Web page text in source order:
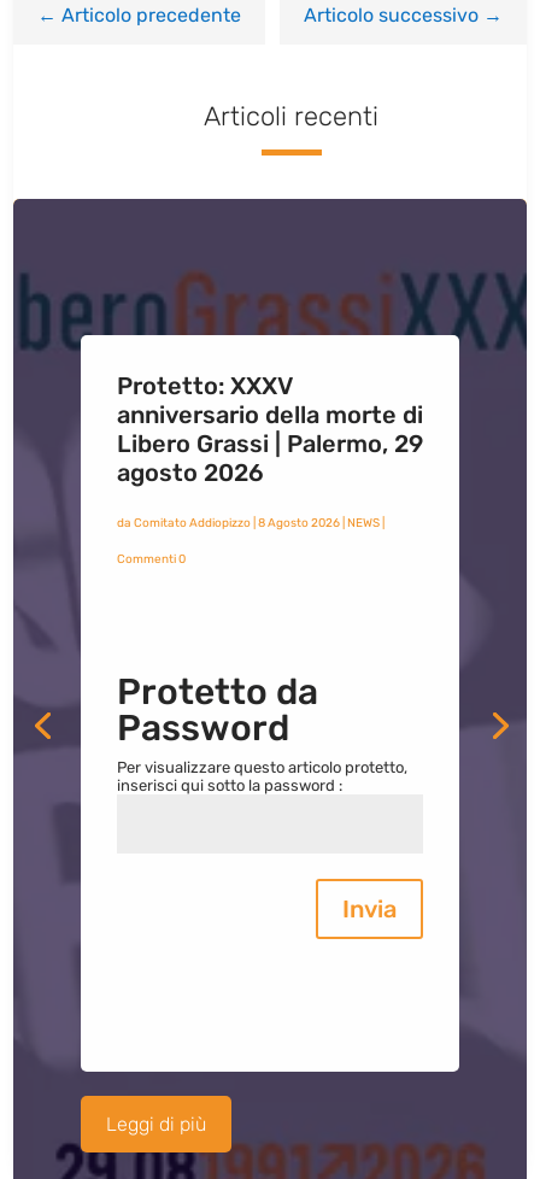
←Articolo precedente Articolo successivo→
Articoli recenti
Protetto: XXXV
anniversario della morte di
Libero Grassi | Palermo, 29
agosto 2026
da Comitato Addiopizzo| 8 Agosto 2026| NEWS|
Commenti 0
Protetto da
Password
Per visualizzare questo articolo protetto,
inserisci qui sotto la password :
Invia
Leggi di più